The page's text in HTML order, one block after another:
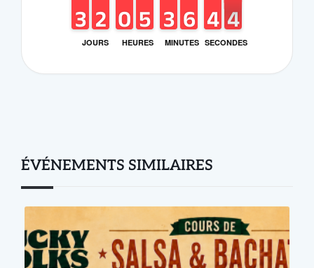
JOURS HEURES MINUTES SECONDES
ÉVÉNEMENTS SIMILAIRES
Prochain événement